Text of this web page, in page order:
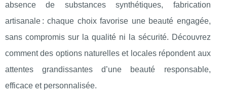
absence de substances synthétiques, fabrication
artisanale : chaque choix favorise une beauté engagée,
sans compromis sur la qualité ni la sécurité. Découvrez
comment des options naturelles et locales répondent aux
attentes grandissantes d’une beauté responsable,
efficace et personnalisée.